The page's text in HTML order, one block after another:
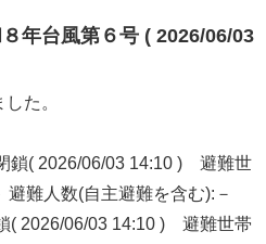
年台風第６号 ( 2026/06/03
た。
鎖( 2026/06/03 14:10 ) 避難世
難人数(自主避難を含む):－
( 2026/06/03 14:10 ) 避難世帯